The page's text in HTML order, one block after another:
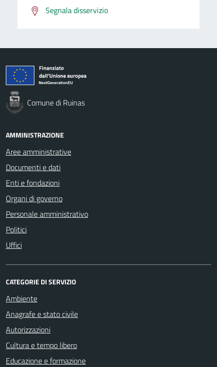
Segnala disservizio
Comune di Ruinas
AMMINISTRAZIONE
Aree amministrative
Documenti e dati
Enti e fondazioni
Organi di governo
Personale amministrativo
Politici
Uffici
CATEGORIE DI SERVIZIO
Ambiente
Anagrafe e stato civile
Autorizzazioni
Cultura e tempo libero
Educazione e formazione